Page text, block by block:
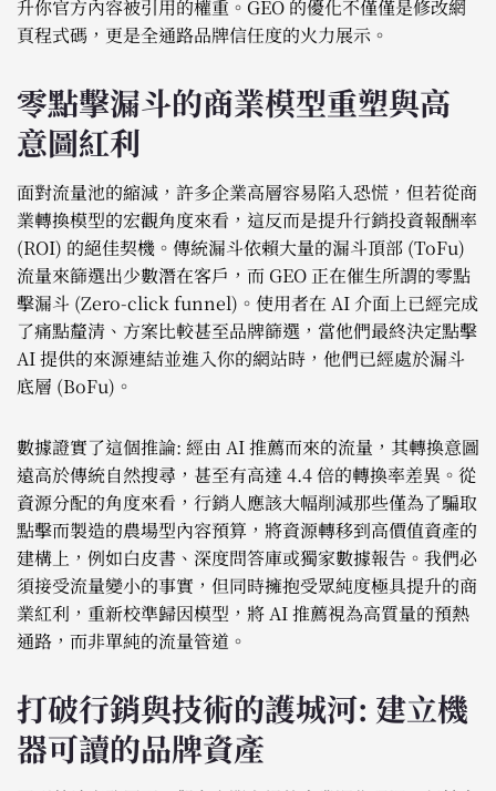
升你官方內容被引用的權重。GEO 的優化不僅僅是修改網
頁程式碼，更是全通路品牌信任度的火力展示。
零點擊漏斗的商業模型重塑與高
意圖紅利
面對流量池的縮減，許多企業高層容易陷入恐慌，但若從商
業轉換模型的宏觀角度來看，這反而是提升行銷投資報酬率
(ROI) 的絕佳契機。傳統漏斗依賴大量的漏斗頂部 (ToFu)
流量來篩選出少數潛在客戶，而 GEO 正在催生所謂的零點
擊漏斗 (Zero-click funnel)。使用者在 AI 介面上已經完成
了痛點釐清、方案比較甚至品牌篩選，當他們最終決定點擊
AI 提供的來源連結並進入你的網站時，他們已經處於漏斗
底層 (BoFu)。
數據證實了這個推論: 經由 AI 推薦而來的流量，其轉換意圖
遠高於傳統自然搜尋，甚至有高達 4.4 倍的轉換率差異。從
資源分配的角度來看，行銷人應該大幅削減那些僅為了騙取
點擊而製造的農場型內容預算，將資源轉移到高價值資產的
建構上，例如白皮書、深度問答庫或獨家數據報告。我們必
須接受流量變小的事實，但同時擁抱受眾純度極具提升的商
業紅利，重新校準歸因模型，將 AI 推薦視為高質量的預熱
通路，而非單純的流量管道。
打破行銷與技術的護城河: 建立機
器可讀的品牌資產